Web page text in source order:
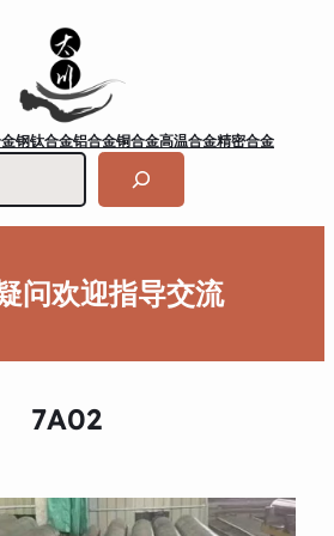
钢钛合金铝合金铜合金高温合金精密合金
问欢迎指导交流
7A02